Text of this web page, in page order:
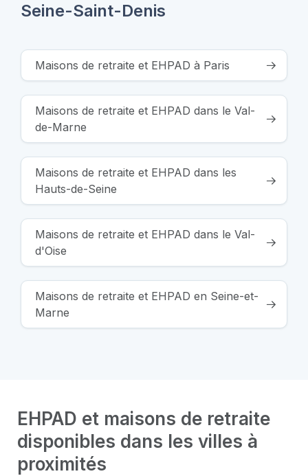
Seine-Saint-Denis
Maisons de retraite et EHPAD à Paris
Maisons de retraite et EHPAD dans le Val-
de-Marne
Maisons de retraite et EHPAD dans les
Hauts-de-Seine
Maisons de retraite et EHPAD dans le Val-
d'Oise
Maisons de retraite et EHPAD en Seine-et-
Marne
EHPAD et maisons de retraite
disponibles dans les villes à
proximités